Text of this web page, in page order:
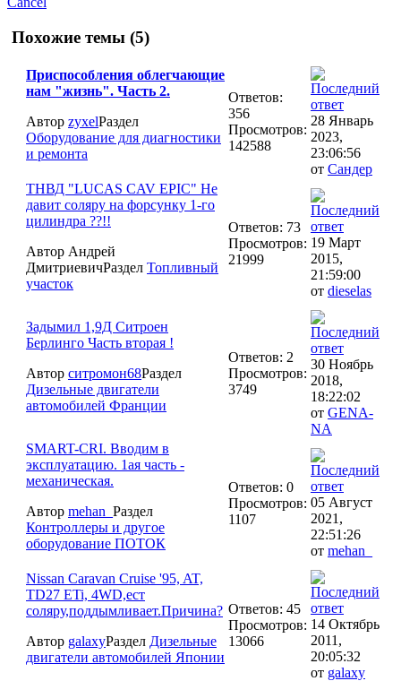
Похожие темы (5)
Приспособления облегчающие
нам "жизнь". Часть 2.
Автор zyxelРаздел
Оборудование для диагностики
и ремонта
Ответов:
356
Просмотров:
142588
28 Январь
2023,
23:06:56
от Сандер
ТНВД "LUCAS CAV EPIC" Не
давит соляру на форсунку 1-го
цилиндра ??!!
Автор Андрей
ДмитриевичРаздел Топливный
участок
Ответов: 73
Просмотров:
21999
19 Март
2015,
21:59:00
от dieselas
Задымил 1,9Д Ситроен
Берлинго Часть вторая !
Автор ситромон68Раздел
Дизельные двигатели
автомобилей Франции
Ответов: 2
Просмотров:
3749
30 Ноябрь
2018,
18:22:02
от GENA-
NA
SMART-CRI. Вводим в
эксплуатацию. 1ая часть -
механическая.
Автор mehan_ Раздел
Контроллеры и другое
оборудование ПОТОК
Ответов: 0
Просмотров:
1107
05 Август
2021,
22:51:26
от mehan_
Nissan Caravan Cruise '95, AT,
TD27 ETi, 4WD,ест
соляру,поддымливает.Причина?
Автор galaxyРаздел Дизельные
двигатели автомобилей Японии
Ответов: 45
Просмотров:
13066
14 Октябрь
2011,
20:05:32
от galaxy